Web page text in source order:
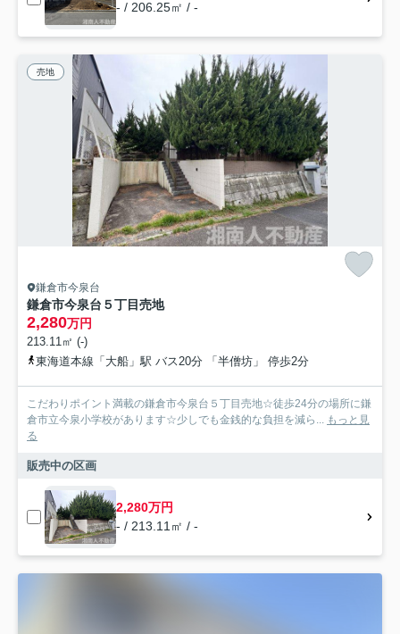
- / 206.25㎡ / -
売地
鎌倉市今泉台
鎌倉市今泉台５丁目売地
2,280万円
213.11㎡ (-)
東海道本線「大船」駅 バス20分 「半僧坊」 停歩2分
こだわりポイント満載の鎌倉市今泉台５丁目売地☆徒歩24分の場所に鎌
倉市立今泉小学校があります☆少しでも金銭的な負担を減ら... もっと見
る
販売中の区画
2,280万円
- / 213.11㎡ / -